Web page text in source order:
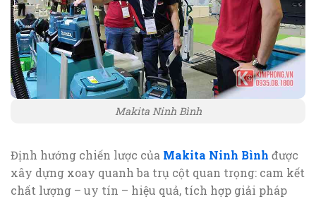
Makita Ninh Bình
Định hướng chiến lược của Makita Ninh Bình được
xây dựng xoay quanh ba trụ cột quan trọng: cam kết
chất lượng – uy tín – hiệu quả, tích hợp giải pháp